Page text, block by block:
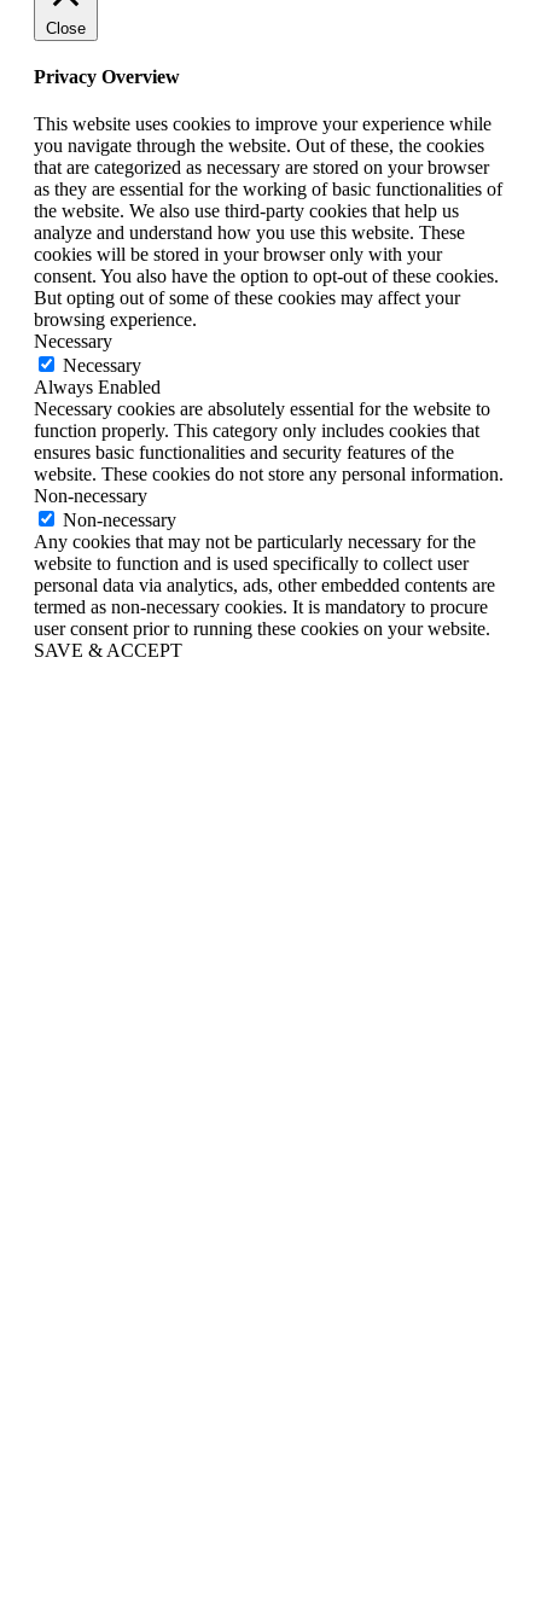
Close
Privacy Overview
This website uses cookies to improve your experience while
you navigate through the website. Out of these, the cookies
that are categorized as necessary are stored on your browser
as they are essential for the working of basic functionalities of
the website. We also use third-party cookies that help us
analyze and understand how you use this website. These
cookies will be stored in your browser only with your
consent. You also have the option to opt-out of these cookies.
But opting out of some of these cookies may affect your
browsing experience.
Necessary
Necessary
Always Enabled
Necessary cookies are absolutely essential for the website to
function properly. This category only includes cookies that
ensures basic functionalities and security features of the
website. These cookies do not store any personal information.
Non-necessary
Non-necessary
Any cookies that may not be particularly necessary for the
website to function and is used specifically to collect user
personal data via analytics, ads, other embedded contents are
termed as non-necessary cookies. It is mandatory to procure
user consent prior to running these cookies on your website.
SAVE & ACCEPT